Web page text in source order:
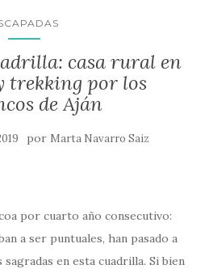
casa rural en
trekking por los
de Aján
por Marta Navarro Saiz
por cuarto año consecutivo:
a ser puntuales, han pasado a
en esta cuadrilla. Si bien